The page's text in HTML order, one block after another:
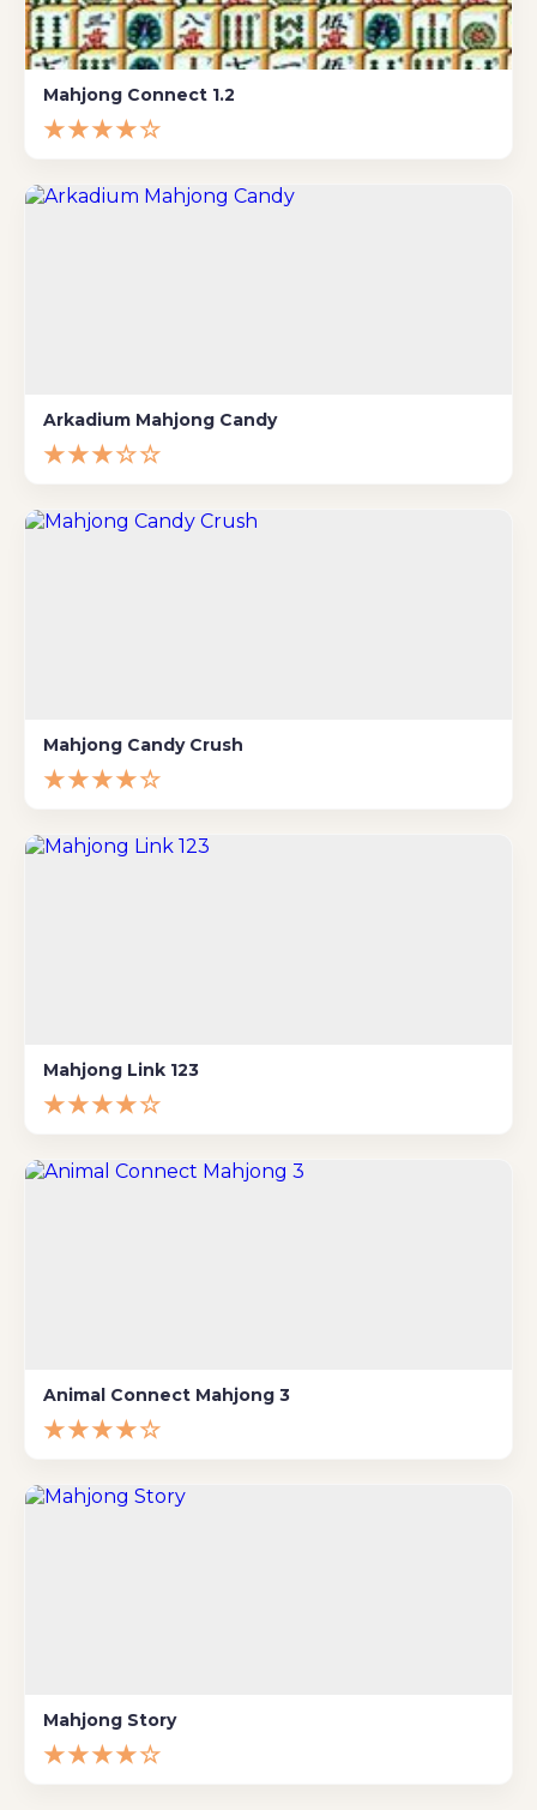
Mahjong Connect 1.2
★★★★☆
Arkadium Mahjong Candy
★★★☆☆
Mahjong Candy Crush
★★★★☆
Mahjong Link 123
★★★★☆
Animal Connect Mahjong 3
★★★★☆
Mahjong Story
★★★★☆